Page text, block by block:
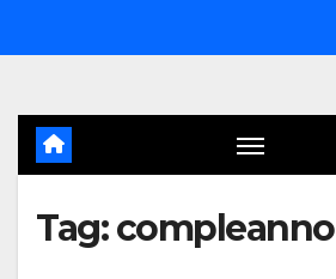
al
Tag:compleanno